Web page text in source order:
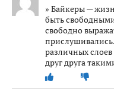
» Байкеры —
быть
свободно
различных
друг друга